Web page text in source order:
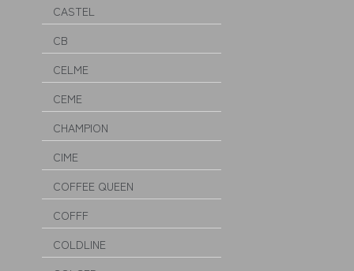
CASTEL
CB
CELME
CEME
CHAMPION
CIME
COFFEE QUEEN
COFFF
COLDLINE